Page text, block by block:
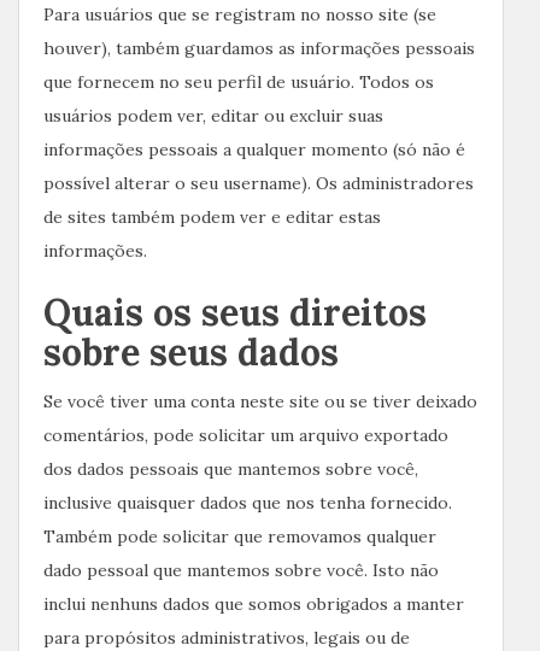
Para usuários que se registram no nosso site (se
houver), também guardamos as informações pessoais
que fornecem no seu perfil de usuário. Todos os
usuários podem ver, editar ou excluir suas
informações pessoais a qualquer momento (só não é
possível alterar o seu username). Os administradores
de sites também podem ver e editar estas
informações.
Quais os seus direitos
sobre seus dados
Se você tiver uma conta neste site ou se tiver deixado
comentários, pode solicitar um arquivo exportado
dos dados pessoais que mantemos sobre você,
inclusive quaisquer dados que nos tenha fornecido.
Também pode solicitar que removamos qualquer
dado pessoal que mantemos sobre você. Isto não
inclui nenhuns dados que somos obrigados a manter
para propósitos administrativos, legais ou de